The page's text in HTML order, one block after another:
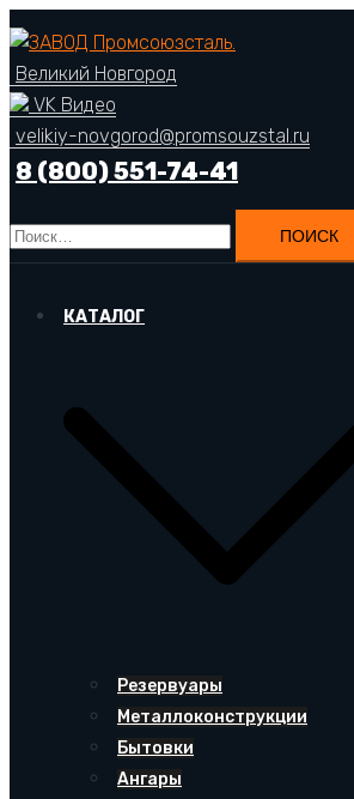
Перейти
к
содержимому
Великий Новгород
VK Видео
velikiy-novgorod@promsouzstal.ru
8 (800) 551-74-41
Найти:
КАТАЛОГ
Резервуары
Металлоконструкции
Бытовки
Ангары